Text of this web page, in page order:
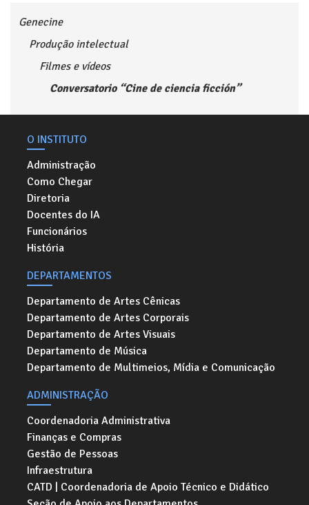
Genecine
Produção intelectual
Filmes e vídeos
Conversatorio “Cine de ciencia ficción”
O INSTITUTO
Administração
Como Chegar
Diretoria
Docentes do IA
Funcionários
História
DEPARTAMENTOS
Departamento de Artes Cênicas
Departamento de Artes Corporais
Departamento de Artes Visuais
Departamento de Música
Departamento de Multimeios, Mídia e Comunicação
ADMINISTRAÇÃO
Coordenadoria Administrativa
Finanças e Compras
Gestão de Pessoas
Infraestrutura
CATD | Coordenadoria de Apoio Técnico e Didático